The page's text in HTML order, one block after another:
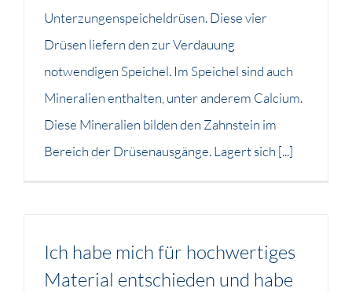
Unterzungenspeicheldrüsen. Diese vier
Drüsen liefern den zur Verdauung
notwendigen Speichel. Im Speichel sind auch
Mineralien enthalten, unter anderem Calcium.
Diese Mineralien bilden den Zahnstein im
Bereich der Drüsenausgänge. Lagert sich [...]
Ich habe mich für hochwertiges
Material entschieden und habe